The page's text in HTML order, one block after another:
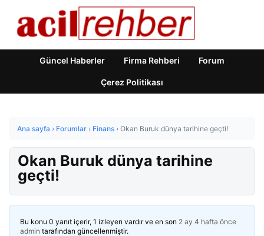
Güncel Haberler Firma Rehberi Forum
Çerez Politikası
Ana sayfa › Forumlar › Finans › Okan Buruk dünya tarihine geçti!
Okan Buruk dünya tarihine
geçti!
Bu konu 0 yanıt içerir, 1 izleyen vardır ve en son 2 ay 4 hafta önce
admin tarafından güncellenmiştir.